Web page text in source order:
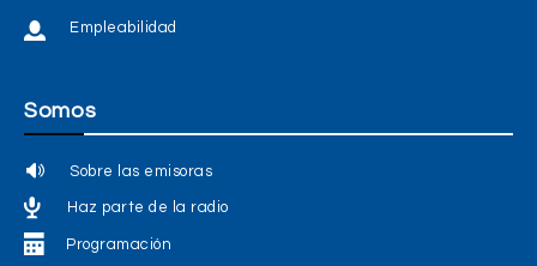
Empleabilidad
Somos
Sobre las emisoras
Haz parte de la radio
Programación